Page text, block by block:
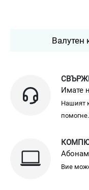
Валутен
Имате
Нашият
помогне.
Вие